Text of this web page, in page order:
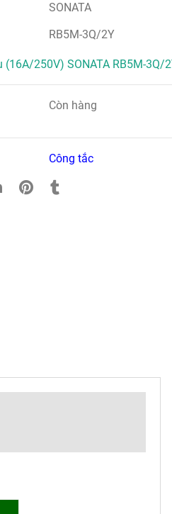
SONATA
RB5M-3Q/2Y
250V) SONATA RB5M-3Q/
Còn hàng
Công tắc